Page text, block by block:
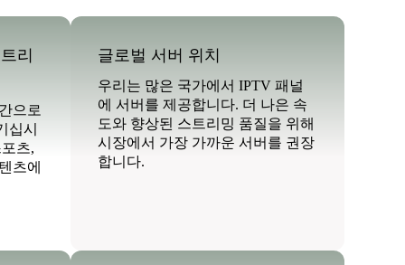
리
으로
십시
츠,
츠에
글로벌 서버 위치
우리는 많은 국가에서 IPTV 패널
에 서버를 제공합니다. 더 나은 속
도와 향상된 스트리밍 품질을 위해
시장에서 가장 가까운 서버를 권장
합니다.